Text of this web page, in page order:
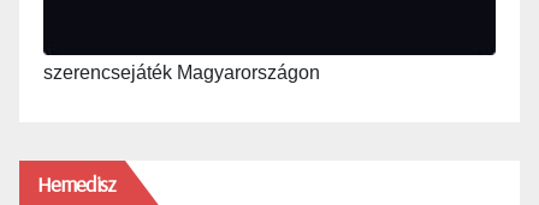
szerencsejáték Magyarországon
Hemedisz